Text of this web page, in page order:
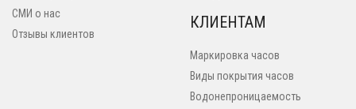
СМИ о нас
Отзывы клиентов
КЛИЕНТАМ
Маркировка часов
Виды покрытия часов
Водонепроницаемость